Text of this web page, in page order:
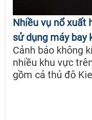
Nhiều vụ nổ xuất
sử dụng máy bay
Cảnh báo không
nhiều khu vực
gồm cả thủ đô